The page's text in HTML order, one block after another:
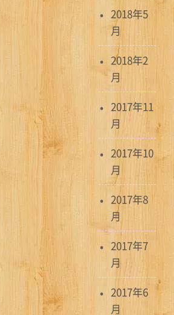
2018年5
月
2018年2
月
2017年11
月
2017年10
月
2017年8
月
2017年7
月
2017年6
月